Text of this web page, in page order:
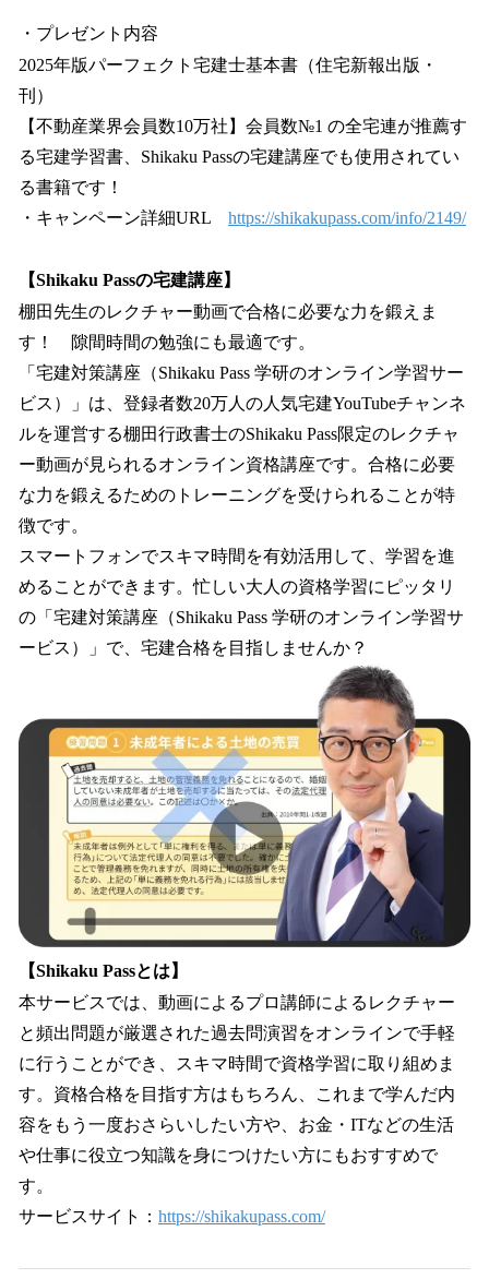
・プレゼント内容
2025年版パーフェクト宅建士基本書（住宅新報出版・
刊）
【不動産業界会員数10万社】会員数№1 の全宅連が推薦す
る宅建学習書、Shikaku Passの宅建講座でも使用されてい
る書籍です！
・キャンペーン詳細URL https://shikakupass.com/info/2149/
【Shikaku Passの宅建講座】
棚田先生のレクチャー動画で合格に必要な力を鍛えま
す！ 隙間時間の勉強にも最適です。
「宅建対策講座（Shikaku Pass 学研のオンライン学習サー
ビス）」は、登録者数20万人の人気宅建YouTubeチャンネ
ルを運営する棚田行政書士のShikaku Pass限定のレクチャ
ー動画が見られるオンライン資格講座です。合格に必要
な力を鍛えるためのトレーニングを受けられることが特
徴です。
スマートフォンでスキマ時間を有効活用して、学習を進
めることができます。忙しい大人の資格学習にピッタリ
の「宅建対策講座（Shikaku Pass 学研のオンライン学習サ
ービス）」で、宅建合格を目指しませんか？
【Shikaku Passとは】
本サービスでは、動画によるプロ講師によるレクチャー
と頻出問題が厳選された過去問演習をオンラインで手軽
に行うことができ、スキマ時間で資格学習に取り組めま
す。資格合格を目指す方はもちろん、これまで学んだ内
容をもう一度おさらいしたい方や、お金・ITなどの生活
や仕事に役立つ知識を身につけたい方にもおすすめで
す。
サービスサイト： https://shikakupass.com/